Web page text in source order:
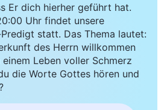
Er dich hierher geführt hat.
Uhr findet unsere
statt. Das Thema lautet:
des Herrn willkommen
Leben voller Schmerz
die Worte Gottes hören und